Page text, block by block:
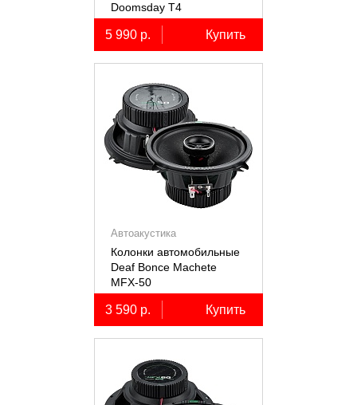
Doomsday Т4
5 990 р. Купить
Автоакустика
Колонки автомобильные
Deaf Bonce Machete
MFX-50
3 590 р. Купить